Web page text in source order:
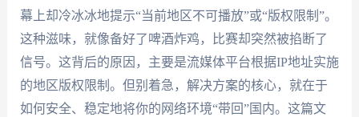
幕上却冷冰冰地提示“当前地区不可播放”或“版权限制”。
这种滋味，就像备好了啤酒炸鸡，比赛却突然被掐断了
信号。这背后的原因，主要是流媒体平台根据IP地址实施
的地区版权限制。但别着急，解决方案的核心，就在于
如何安全、稳定地将你的网络环境“带回”国内。这篇文